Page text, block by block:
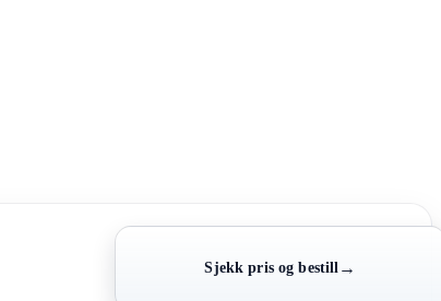
Sjekk pris og bestill →